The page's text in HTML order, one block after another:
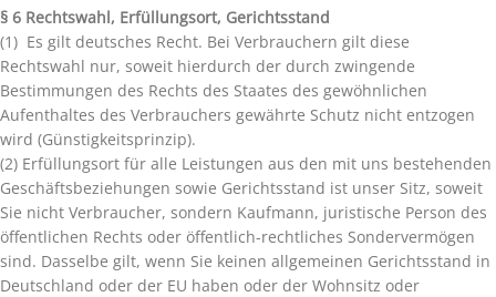
§ 6 Rechtswahl, Erfüllungsort, Gerichtsstand
(1) Es gilt deutsches Recht. Bei Verbrauchern gilt diese
Rechtswahl nur, soweit hierdurch der durch zwingende
Bestimmungen des Rechts des Staates des gewöhnlichen
Aufenthaltes des Verbrauchers gewährte Schutz nicht entzogen
wird (Günstigkeitsprinzip).
(2) Erfüllungsort für alle Leistungen aus den mit uns bestehenden
Geschäftsbeziehungen sowie Gerichtsstand ist unser Sitz, soweit
Sie nicht Verbraucher, sondern Kaufmann, juristische Person des
öffentlichen Rechts oder öffentlich-rechtliches Sondervermögen
sind. Dasselbe gilt, wenn Sie keinen allgemeinen Gerichtsstand in
Deutschland oder der EU haben oder der Wohnsitz oder